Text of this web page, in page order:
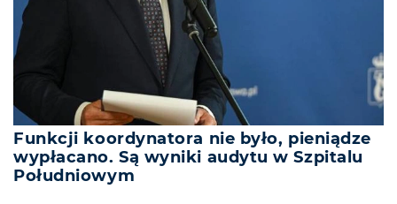
Funkcji koordynatora nie było, pieniądze
wypłacano. Są wyniki audytu w Szpitalu
Południowym